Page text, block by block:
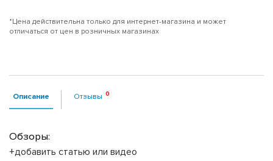
*Цена действительна только для интернет-магазина и может
отличаться от цен в розничных магазинах
Описание Отзывы
Обзоры:
+добавить статью или видео